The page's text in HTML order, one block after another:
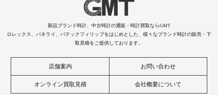
新品ブランド時計、中古時計の通販・時計買取ならGMT
ロレックス、パネライ、パテックフィリップをはじめとした、様々なブランド時計の販売・下
取見積をご提供しております。
店舗案内 お問い合わせ
オンライン買取見積 会社概要について